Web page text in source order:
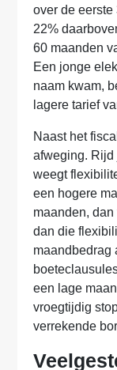
over de
22%
60 maanden
Een jonge
naam kwam,
lagere tarief
Naast het
afweging. Rijd
weegt
een hogere
maanden,
dan die
maandbedrag
een lage
vroegtijdig
verrekende